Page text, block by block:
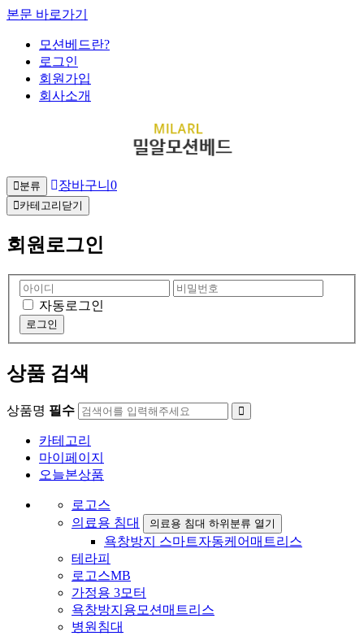
본문 바로가기
모션베드란?
로그인
회원가입
회사소개
분류 장바구니 0
카테고리닫기
회원로그인
자동로그인
상품 검색
상품명 필수
카테고리
마이페이지
오늘본상품
로고스
의료용 침대
의료용 침대 하위분류 열기
욕창방지 스마트자동케어매트리스
테라피
로고스MB
가정용 3모터
욕창방지용모션매트리스
병원침대